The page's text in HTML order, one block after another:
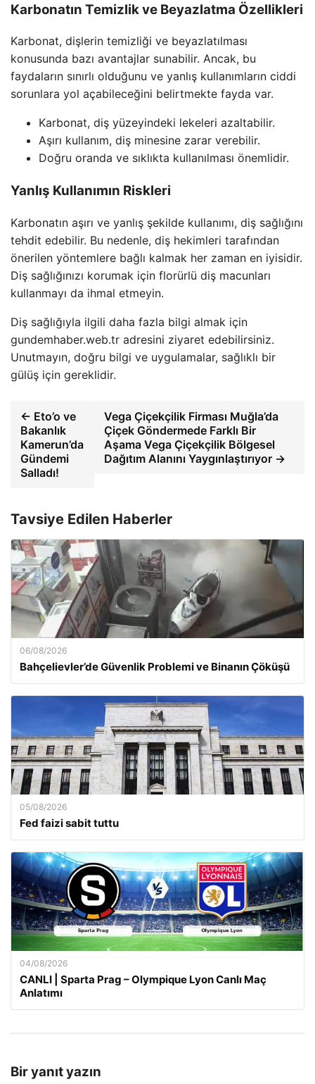
Karbonatın Temizlik ve Beyazlatma Özellikleri
Karbonat, dişlerin temizliği ve beyazlatılması
konusunda bazı avantajlar sunabilir. Ancak, bu
faydaların sınırlı olduğunu ve yanlış kullanımların ciddi
sorunlara yol açabileceğini belirtmekte fayda var.
Karbonat, diş yüzeyindeki lekeleri azaltabilir.
Aşırı kullanım, diş minesine zarar verebilir.
Doğru oranda ve sıklıkta kullanılması önemlidir.
Yanlış Kullanımın Riskleri
Karbonatın aşırı ve yanlış şekilde kullanımı, diş sağlığını
tehdit edebilir. Bu nedenle, diş hekimleri tarafından
önerilen yöntemlere bağlı kalmak her zaman en iyisidir.
Diş sağlığınızı korumak için florürlü diş macunları
kullanmayı da ihmal etmeyin.
Diş sağlığıyla ilgili daha fazla bilgi almak için
gundemhaber.web.tr adresini ziyaret edebilirsiniz.
Unutmayın, doğru bilgi ve uygulamalar, sağlıklı bir
gülüş için gereklidir.
← Eto’o ve
Bakanlık
Kamerun’da
Gündemi
Salladı!
Vega Çiçekçilik Firması Muğla’da
Çiçek Göndermede Farklı Bir
Aşama Vega Çiçekçilik Bölgesel
Dağıtım Alanını Yaygınlaştırıyor →
Tavsiye Edilen Haberler
06/08/2026
Bahçelievler’de Güvenlik Problemi ve Binanın Çöküşü
05/08/2026
Fed faizi sabit tuttu
04/08/2026
CANLI | Sparta Prag – Olympique Lyon Canlı Maç
Anlatımı
Bir yanıt yazın